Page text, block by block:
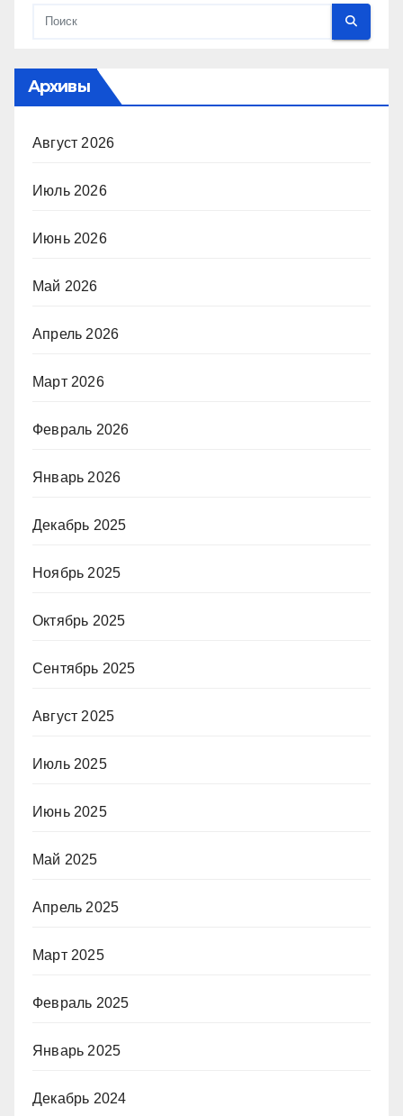
Архивы
Август 2026
Июль 2026
Июнь 2026
Май 2026
Апрель 2026
Март 2026
Февраль 2026
Январь 2026
Декабрь 2025
Ноябрь 2025
Октябрь 2025
Сентябрь 2025
Август 2025
Июль 2025
Июнь 2025
Май 2025
Апрель 2025
Март 2025
Февраль 2025
Январь 2025
Декабрь 2024